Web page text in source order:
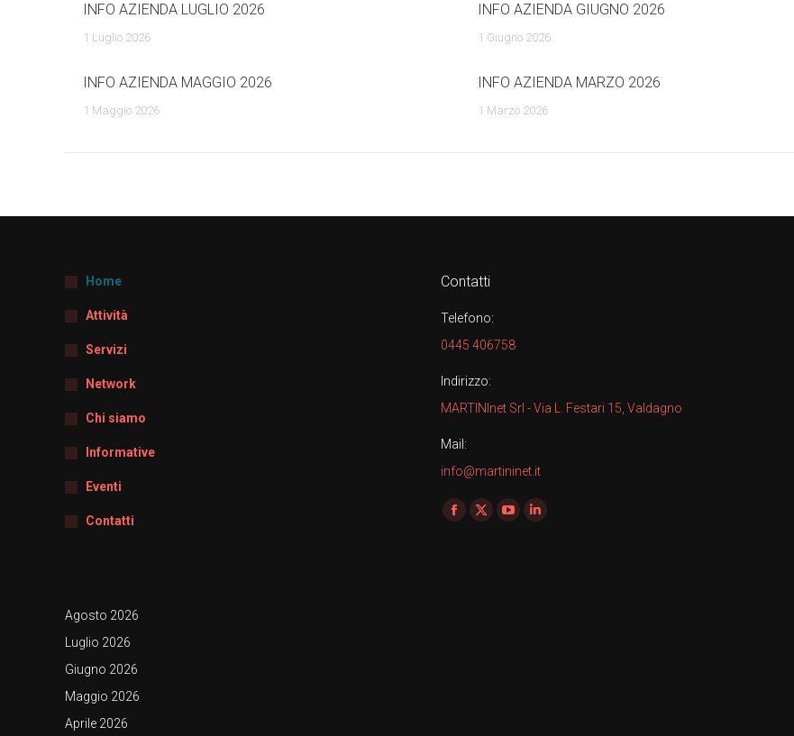
INFO AZIENDA LUGLIO 2026
1 Luglio 2026
INFO AZIENDA GIUGNO 2026
1 Giugno 2026
INFO AZIENDA MAGGIO 2026
1 Maggio 2026
INFO AZIENDA MARZO 2026
1 Marzo 2026
Home
Attività
Servizi
Network
Chi siamo
Informative
Eventi
Contatti
Contatti
Telefono:
0445 406758
Indirizzo:
MARTINInet Srl - Via L. Festari 15, Valdagno
Mail:
info@martininet.it
Find us on:
Facebook
X
YouTubeLinkedin
Agosto 2026
Luglio 2026
Giugno 2026
Maggio 2026
Aprile 2026